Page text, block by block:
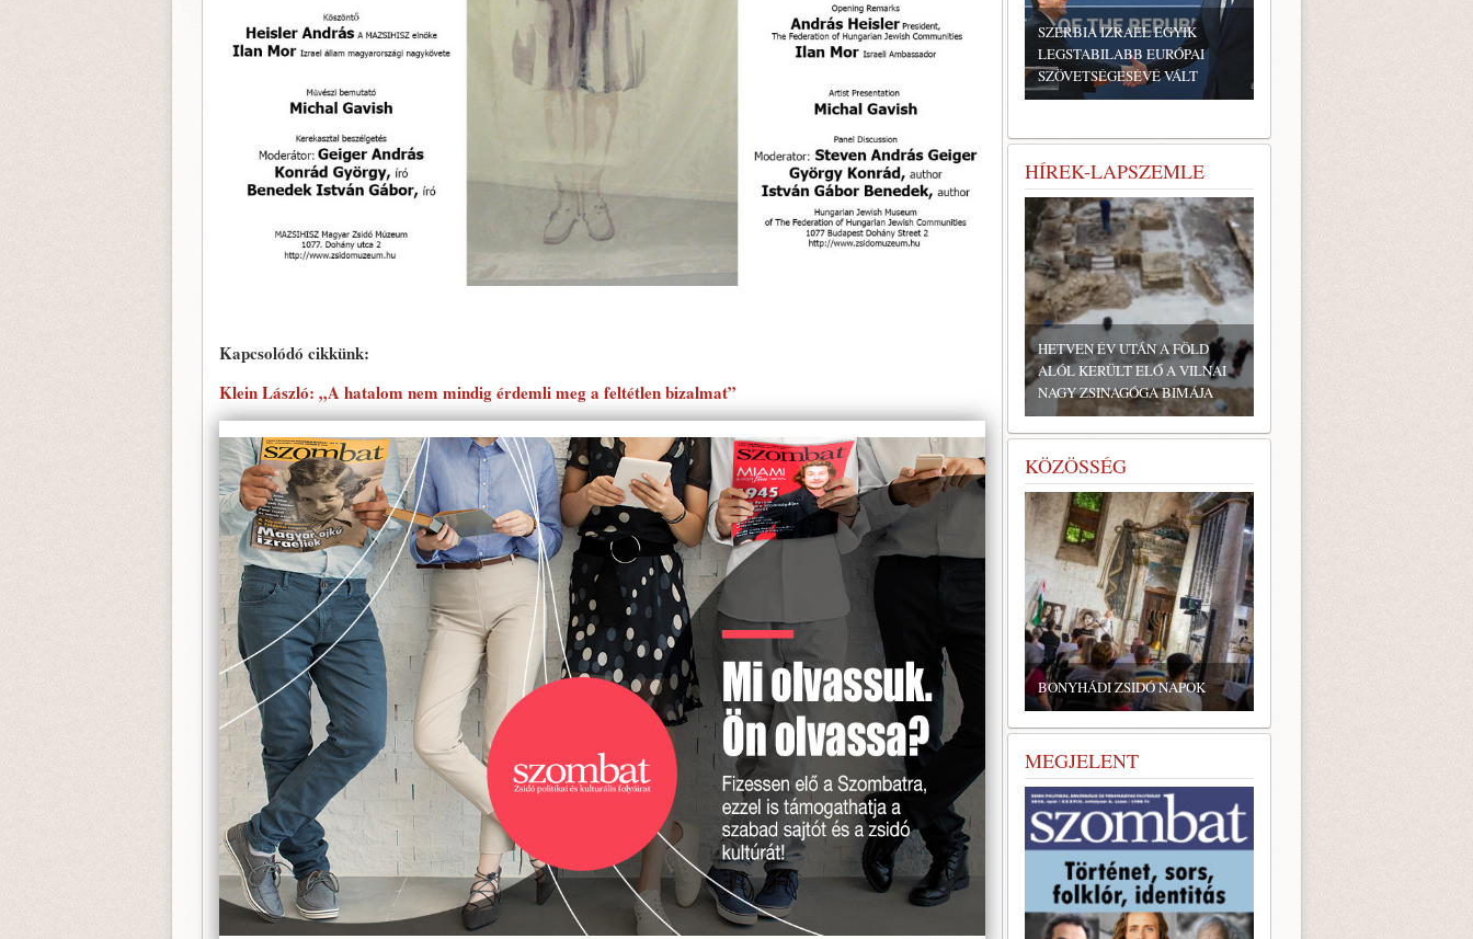
Kapcsolódó cikkünk:
Klein László: „A hatalom nem mindig érdemli meg a feltétlen bizalmat”
SZERBIA IZRAEL EGYIK
LEGSTABILABB EURÓPAI
SZÖVETSÉGESÉVÉ VÁLT
HÍREK-LAPSZEMLE
HETVEN ÉV UTÁN A FÖLD
ALÓL KERÜLT ELŐ A VILNAI
NAGY ZSINAGÓGA BIMÁJA
KÖZÖSSÉG
BONYHÁDI ZSIDÓ NAPOK
MEGJELENT